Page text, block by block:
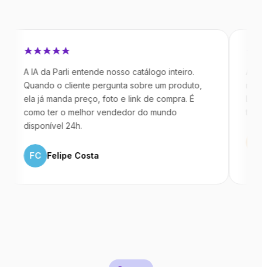
da Parli entende nosso catálogo inteiro.
o cliente pergunta sobre um produto,
já manda preço, foto e link de compra. É
ter o melhor vendedor do mundo
24h.
Felipe Costa